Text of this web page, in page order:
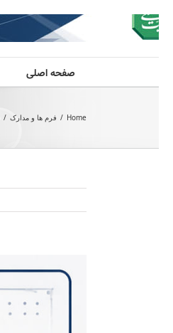
صفحه اصلی
Home
/ فرم ها و مدارک /
Larger